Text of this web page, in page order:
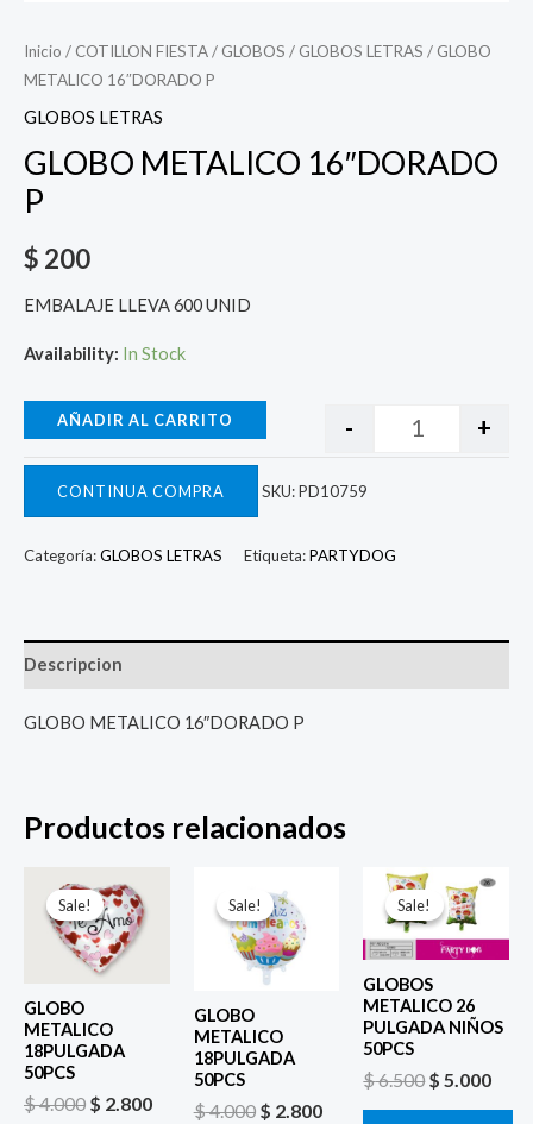
Inicio / COTILLON FIESTA/ GLOBOS / GLOBOS LETRAS / GLOBO
METALICO 16″DORADO P
GLOBOS LETRAS
GLOBO METALICO 16″DORADO
P
$ 200
EMBALAJE LLEVA 600 UNID
Availability: In Stock
- +
AÑADIR AL CARRITO
CONTINUA COMPRA SKU:PD10759
Categoría:GLOBOS LETRAS Etiqueta:PARTYDOG
Descripcion
GLOBO METALICO 16″DORADO P
Productos relacionados
Sale!
Sale!
GLOBO
METALICO
18PULGADA
50PCS
$4.000
precio
original
era:
$ 4.000.
$ 2.800
Sale!
Sale!
GLOBO
METALICO
18PULGADA
50PCS
$4.000
precio
original
era:
$ 4.000.
$ 2.800
Sale!
Sale!
GLOBOS
METALICO 26
PULGADA NIÑOS
50PCS
$6.500
El
precio
original
era:
$ 5.000
El